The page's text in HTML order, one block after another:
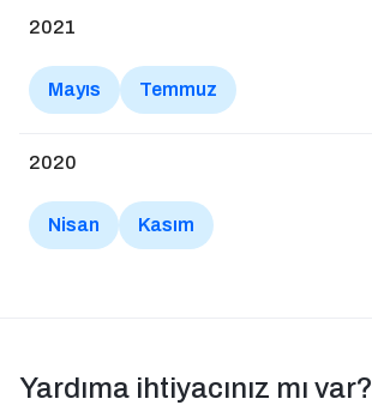
2021
Mayıs Temmuz
2020
Nisan Kasım
Yardıma ihtiyacınız mı var?